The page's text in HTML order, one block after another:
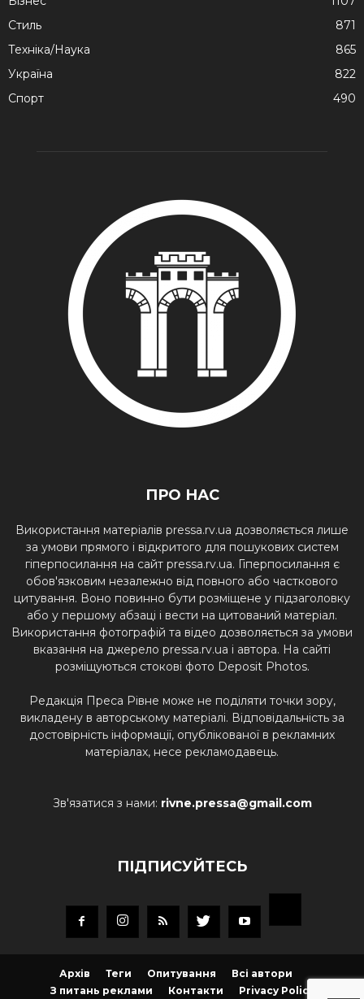
Стиль
871
Техніка/Наука
865
Україна
822
Спорт
490
ПРО НАС
Використання матеріалів pressa.rv.ua дозволяється лише
за умови прямого і відкритого для пошукових систем
гіперпосилання на сайт pressa.rv.ua. Гіперпосилання є
обов'язковим незалежно від повного або часткового
цитування. Воно повинно бути розміщене у підзаголовку
або у першому абзаці і вести на цитований матеріал.
Використання фотографій та відео дозволяється за умови
вказання на джерело pressa.rv.ua і автора. На сайті
розміщуються стокові фото Deposit Photos.
Редакція Преса Рівне може не поділяти точки зору,
викладену в авторському матеріалі. Відповідальність за
достовірність інформації, опублікованої в рекламних
матеріалах, несе рекламодавець.
Зв'язатися з нами: rivne.pressa@gmail.com
ПІДПИСУЙТЕСЬ
Архів Теги Опитування
Всі автори
З питань реклами
Контакти Privacy Policy